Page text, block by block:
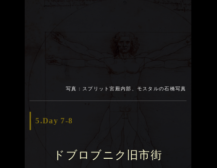
写真：スプリット宮殿内部、モスタルの石橋写真
5.Day 7-8
ドブロブニク旧市街